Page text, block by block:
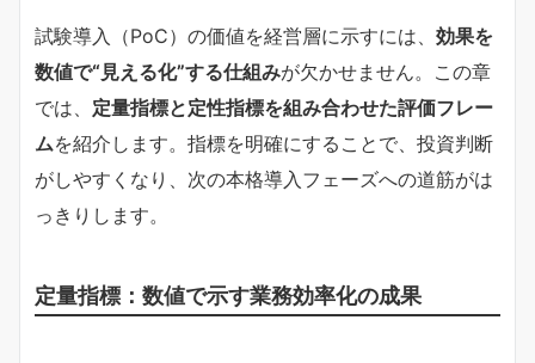
試験導入（PoC）の価値を経営層に示すには、 効果を
数値で“見える化”する仕組みが欠かせません。この章
では、 定量指標と定性指標を組み合わせた評価フレー
ムを紹介します。指標を明確にすることで、投資判断
がしやすくなり、次の本格導入フェーズへの道筋がは
っきりします。
定量指標：数値で示す業務効率化の成果